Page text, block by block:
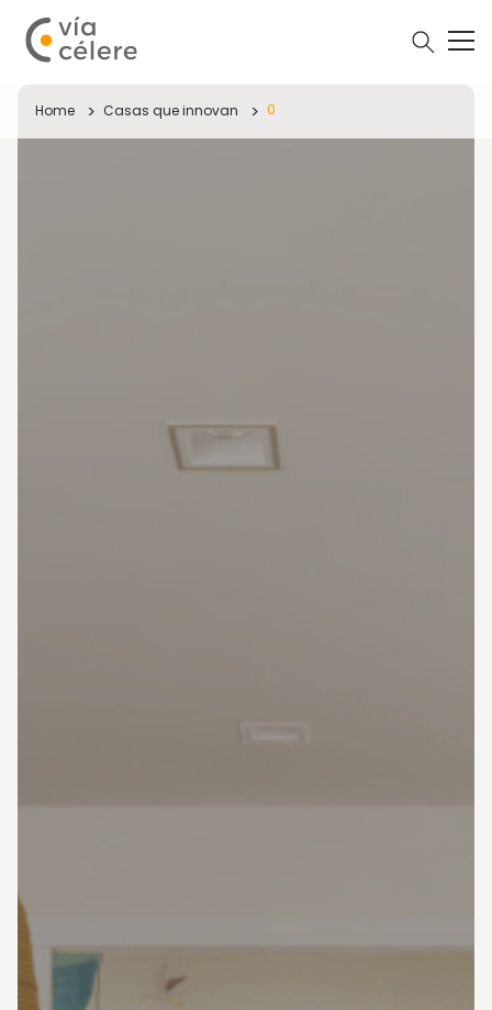
Home Casas que innovan 0